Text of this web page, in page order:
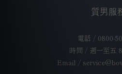
質男服
電話 / 0800-
時間 / 週一至五
Email /